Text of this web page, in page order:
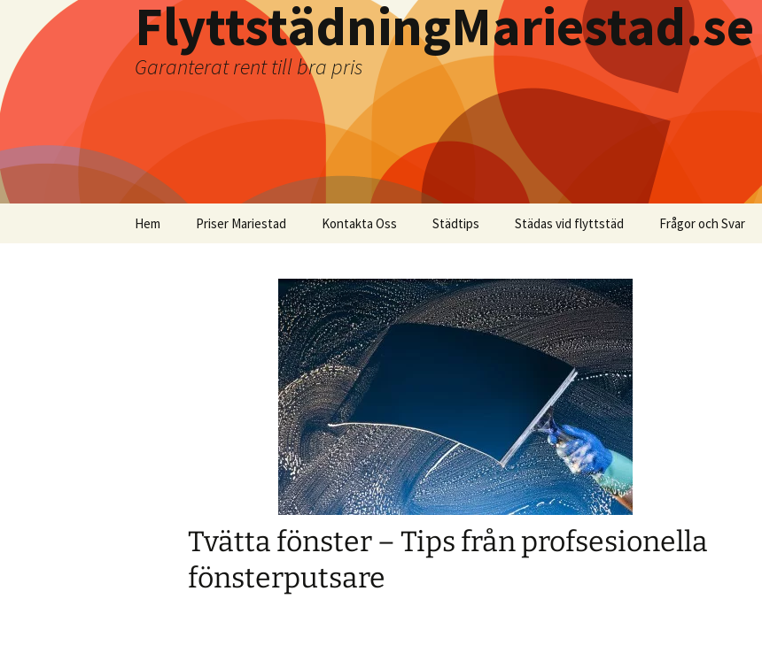
FlyttstädningMariestad.se
Garanterat rent till bra pris
Hem Priser Mariestad Kontakta Oss Städtips Städas vid flyttstäd Frågor och Svar
Tvätta fönster – Tips från profsesionella
fönsterputsare